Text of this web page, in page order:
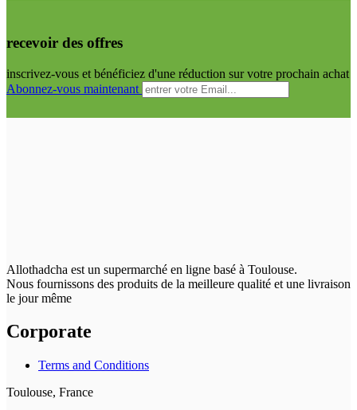
recevoir des offres
inscrivez-vous et bénéficiez d'une réduction sur votre prochain achat
Abonnez-vous maintenant
Allothadcha est un supermarché en ligne basé à Toulouse.
Nous fournissons des produits de la meilleure qualité et une livraison
le jour même
Corporate
Terms and Conditions
Toulouse, France